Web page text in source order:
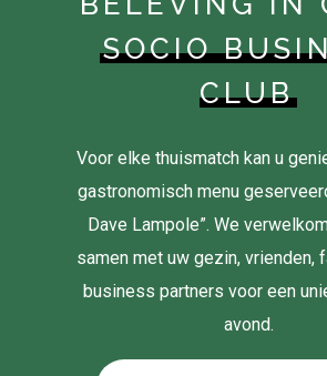
SOCIO
CLUB
Voor elke thuismatch kan u
gastronomisch menu
Dave Lampole”. We
samen met uw gezin, vrienden,
business partners voor een
avond.